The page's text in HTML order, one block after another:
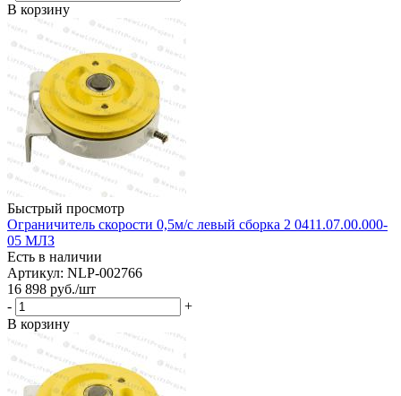
В корзину
Быстрый просмотр
Ограничитель скорости 0,5м/с левый сборка 2 0411.07.00.000-
05 МЛЗ
Есть в наличии
Артикул: NLP-002766
16 898 руб./шт
-
+
В корзину